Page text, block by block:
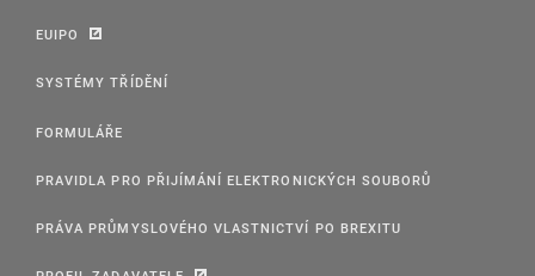
EUIPO
SYSTÉMY TŘÍDĚNÍ
FORMULÁŘE
PRAVIDLA PRO PŘIJÍMÁNÍ ELEKTRONICKÝCH SOUBORŮ
PRÁVA PRŮMYSLOVÉHO VLASTNICTVÍ PO BREXITU